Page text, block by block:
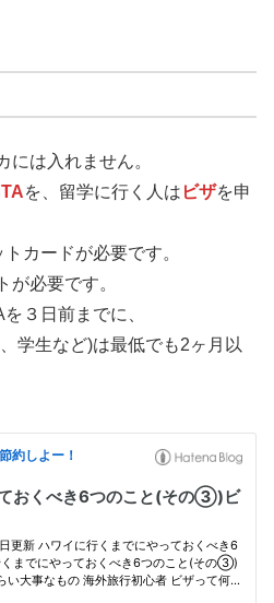
には入れません。
を、留学に行く人は ビザを申
カードが必要です。
が必要です。
３日前までに、
学生など)は最低でも2ヶ月以